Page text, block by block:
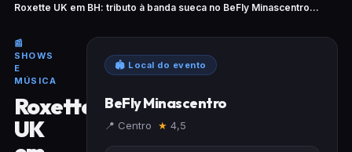
Roxette UK em BH: tributo à banda sueca no BeFly Minascentro...
📰
SHOWS
E
MÚSICA
Roxette
UK
🏟 Local do evento
BeFly Minascentro
📍 Centro ★ 4,5